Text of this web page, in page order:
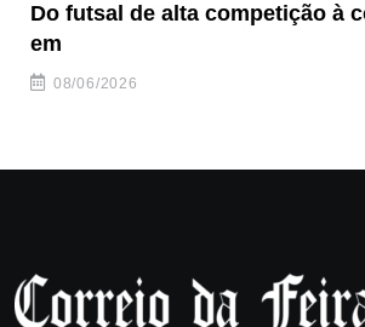
Do futsal de alta competição à
em
08/06/2026